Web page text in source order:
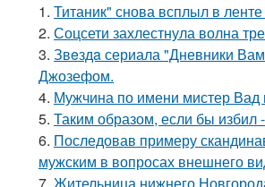
1. Титаник" снова всплыл в
2. Соцсети захлестнула волна
3. Звeздa сериала "Дневники
Джозефом.
4. Мужчина по имени мистер Вад
5. Таким образом, если бы
6. Последовав примеру
мужским в вопросах внешнего